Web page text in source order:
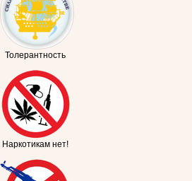
Толерантность
Наркотикам нет!